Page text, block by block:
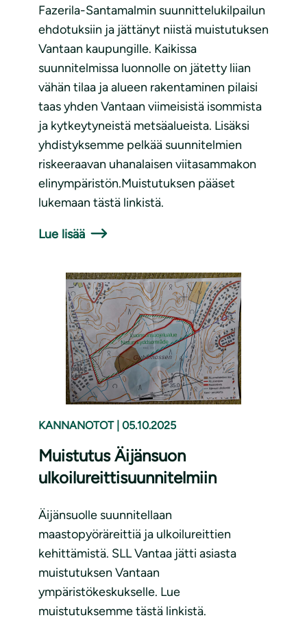
Fazerila-Santamalmin suunnittelukilpailun
ehdotuksiin ja jättänyt niistä muistutuksen
Vantaan kaupungille. Kaikissa
suunnitelmissa luonnolle on jätetty liian
vähän tilaa ja alueen rakentaminen pilaisi
taas yhden Vantaan viimeisistä isommista
ja kytkeytyneistä metsäalueista. Lisäksi
yhdistyksemme pelkää suunnitelmien
riskeeraavan uhanalaisen viitasammakon
elinympäristön.Muistutuksen pääset
lukemaan tästä linkistä.
Lue lisää
KANNANOTOT 05.10.2025
Muistutus Äijänsuon
ulkoilureittisuunnitelmiin
Äijänsuolle suunnitellaan
maastopyöräreittiä ja ulkoilureittien
kehittämistä. SLL Vantaa jätti asiasta
muistutuksen Vantaan
ympäristökeskukselle. Lue
muistutuksemme tästä linkistä.